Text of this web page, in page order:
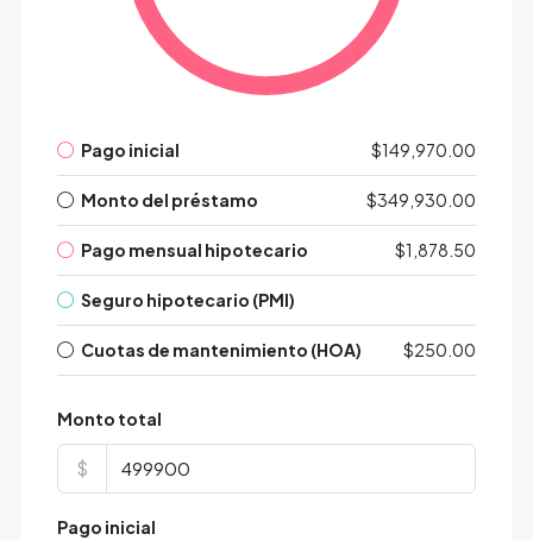
Pago inicial $149,970.00
Monto del préstamo $349,930.00
Pago mensual hipotecario $1,878.50
Seguro hipotecario (PMI)
Cuotas de mantenimiento (HOA) $250.00
Monto total
$
Pago inicial